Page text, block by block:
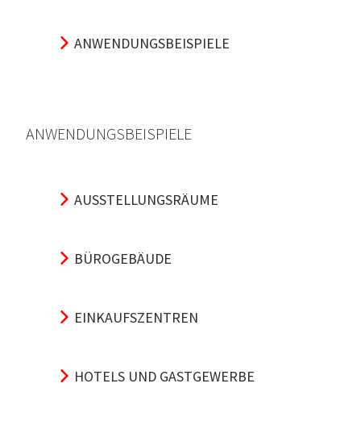
ANWENDUNGSBEISPIELE
ANWENDUNGSBEISPIELE
AUSSTELLUNGSRÄUME
BÜROGEBÄUDE
EINKAUFSZENTREN
HOTELS UND GASTGEWERBE